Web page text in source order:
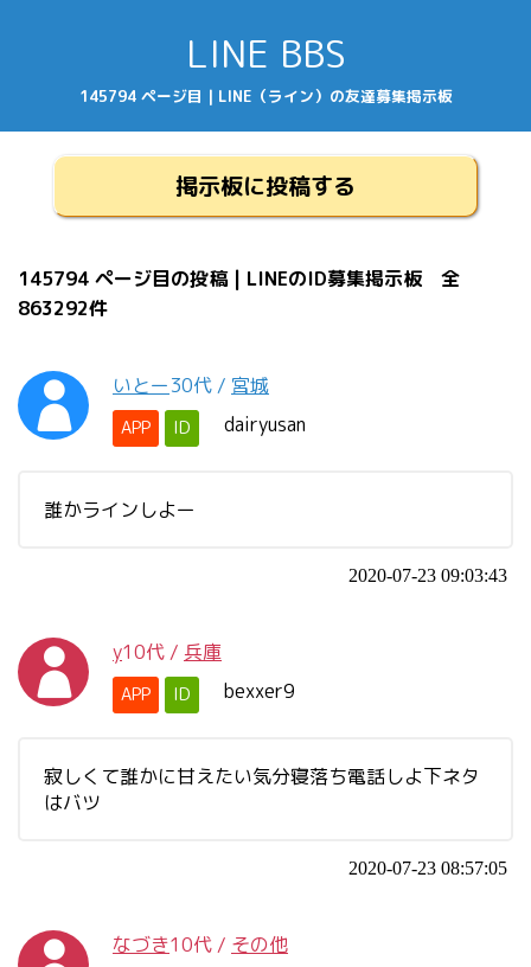
LINE BBS
145794 ページ目 | LINE（ライン）の友達募集掲示板
掲示板に投稿する
145794 ページ目の投稿 | LINEのID募集掲示板 全
863292件
いとー30代 / 宮城
APP ID dairyusan
誰かラインしよー
2020-07-23 09:03:43
y10代 / 兵庫
APP ID bexxer9
寂しくて誰かに甘えたい気分寝落ち電話しよ下ネタ
はバツ
2020-07-23 08:57:05
なづき10代 / その他